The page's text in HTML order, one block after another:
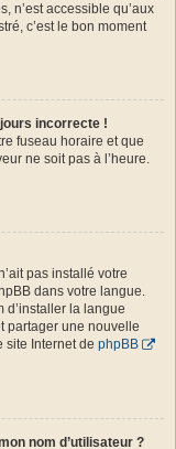
n’est accessible qu’aux
c’est le bon moment
incorrecte !
fuseau horaire et que
ne soit pas à l’heure.
pas installé votre
dans votre langue.
d’installer la langue
partager une nouvelle
site Internet de phpBB
nom d’utilisateur ?